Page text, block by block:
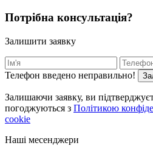
Потрібна консультація?
Залишити заявку
Телефон введено неправильно!
Залишаючи заявку, ви
погоджуються з Політикою
cookie
Наші месенджери